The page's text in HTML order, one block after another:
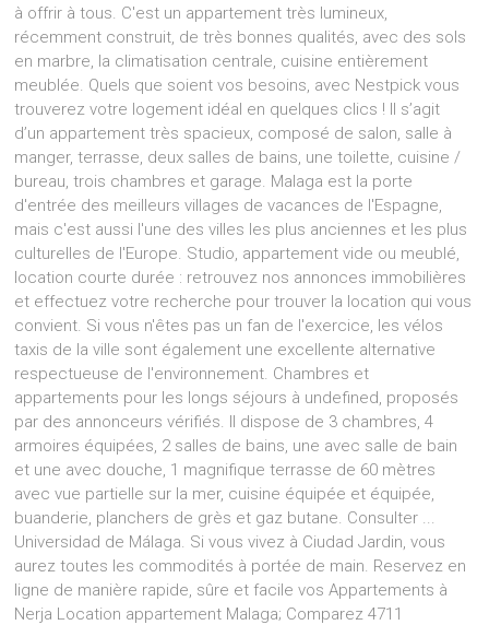
à offrir à tous. C'est un appartement très lumineux,
récemment construit, de très bonnes qualités, avec des sols
en marbre, la climatisation centrale, cuisine entièrement
meublée. Quels que soient vos besoins, avec Nestpick vous
trouverez votre logement idéal en quelques clics ! Il s’agit
d’un appartement très spacieux, composé de salon, salle à
manger, terrasse, deux salles de bains, une toilette, cuisine /
bureau, trois chambres et garage. Malaga est la porte
d'entrée des meilleurs villages de vacances de l'Espagne,
mais c'est aussi l'une des villes les plus anciennes et les plus
culturelles de l'Europe. Studio, appartement vide ou meublé,
location courte durée : retrouvez nos annonces immobilières
et effectuez votre recherche pour trouver la location qui vous
convient. Si vous n'êtes pas un fan de l'exercice, les vélos
taxis de la ville sont également une excellente alternative
respectueuse de l'environnement. Chambres et
appartements pour les longs séjours à undefined, proposés
par des annonceurs vérifiés. Il dispose de 3 chambres, 4
armoires équipées, 2 salles de bains, une avec salle de bain
et une avec douche, 1 magnifique terrasse de 60 mètres
avec vue partielle sur la mer, cuisine équipée et équipée,
buanderie, planchers de grès et gaz butane. Consulter ...
Universidad de Málaga. Si vous vivez à Ciudad Jardin, vous
aurez toutes les commodités à portée de main. Reservez en
ligne de manière rapide, sûre et facile vos Appartements à
Nerja Location appartement Malaga; Comparez 4711